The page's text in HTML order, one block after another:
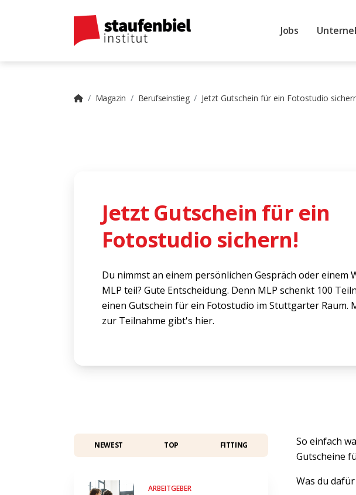
Jobs
Magazin Berufseinstieg Jetzt Gutschein für ein Fotostudio
Jetzt Gutschein für ein
Fotostudio sichern!
Du nimmst an einem persönlichen Gespräch oder einem
MLP teil? Gute Entscheidung. Denn MLP schenkt 100
einen Gutschein für ein Fotostudio im Stuttgarter Raum.
zur Teilnahme gibt's hier.
NEWEST TOP FITTING
ARBEITGEBER
So einfach
Gutscheine
Was du